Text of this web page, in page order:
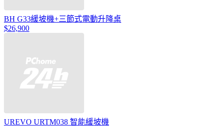
BH G33緩坡機+三節式電動升降桌
$26,900
UREVO URTM038 智能緩坡機